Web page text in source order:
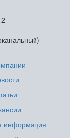
информация